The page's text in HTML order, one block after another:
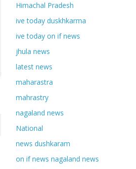
Himachal Pradesh
ive today duskhkarma
ive today on if news
jhula news
latest news
maharastra
mahrastry
nagaland news
National
news dushkaram
on if news nagaland news